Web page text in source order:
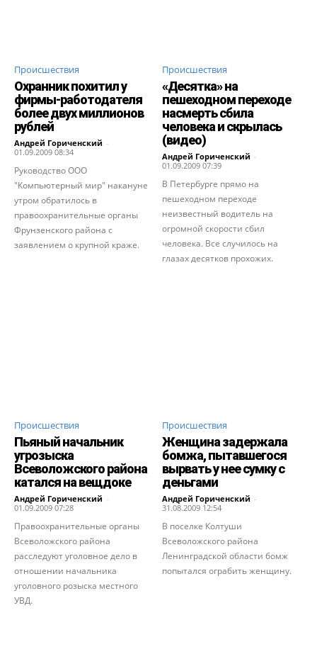
Происшествия
Охранник похитил у
фирмы-работодателя
более двух миллионов
рублей
Андрей Гориченcкий -
01.09.2009 08:34
Руководство ООО
"Компьютерный мир" накануне
утром обратилось в
правоохранительные органы
Фрунзенского района с
заявлением о крупной краже.
Происшествия
«Десятка» на
пешеходном переходе
насмерть сбила
человека и скрылась
(видео)
Андрей Гориченcкий -
01.09.2009 07:39
В Петербурге прямо на
пешеходном переходе
неизвестный водитель на
огромной скорости сбил
человека. Все случилось на
глазах десятков прохожих.
Происшествия
Пьяный начальник
угрозыска
Всеволожского района
катался на вещдоке
Андрей Гориченcкий -
01.09.2009 07:28
Правоохранительные органы
Всеволожского района
расследуют уголовное дело в
отношении начальника
уголовного розыска местного
УВД.
Происшествия
Женщина задержала
бомжа, пытавшегося
вырвать у нее сумку с
деньгами
Андрей Гориченcкий -
31.08.2009 12:54
В поселке Колтуши
Всеволожского района
Ленинградской области бомж
попытался ограбить женщину.